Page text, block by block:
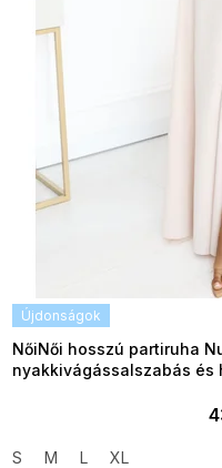
Újdonságok
NőiNői hosszú partiruha
nyakkivágássalszabás
S M L XL